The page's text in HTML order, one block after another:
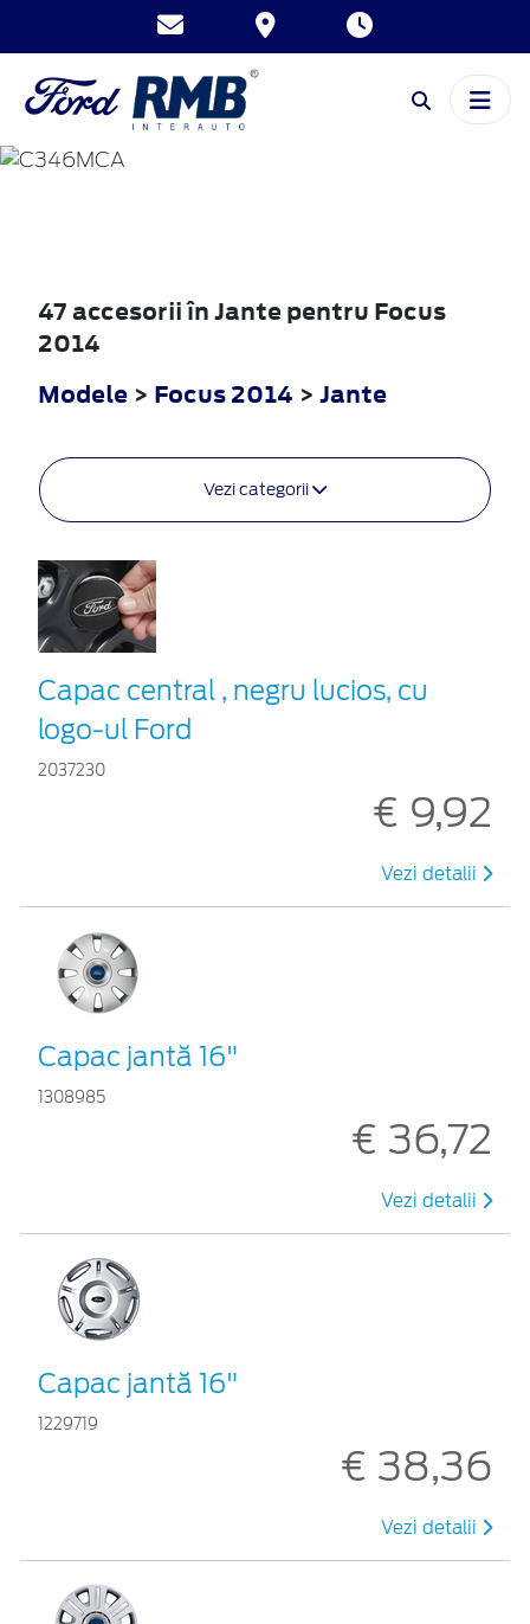
FOCUS
47 accesorii în Jante pentru Focus
2014
Modele > Focus 2014 > Jante
Vezi categorii
Capac central , negru lucios, cu
logo-ul Ford
2037230
€ 9,92
Vezi detalii
Capac jantă 16"
1308985
€ 36,72
Vezi detalii
Capac jantă 16"
1229719
€ 38,36
Vezi detalii